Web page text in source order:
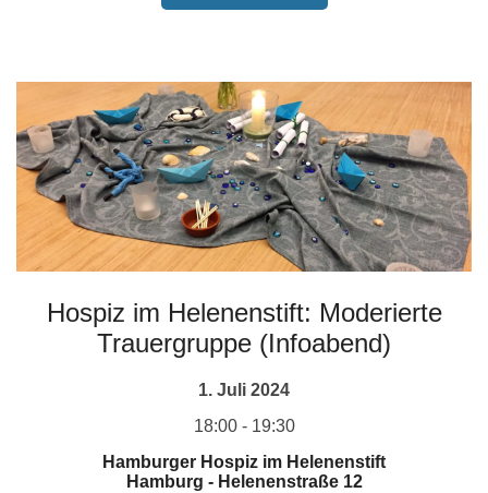
Hospiz im Helenenstift: Moderierte
Trauergruppe (Infoabend)
1. Juli 2024
18:00 - 19:30
Hamburger Hospiz im Helenenstift
Hamburg - Helenenstraße 12